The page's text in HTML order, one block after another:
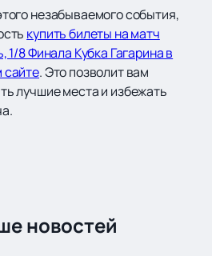
незабываемого события,
купить билеты на матч
8 Финала Кубка Гагарина в
сайте. Это позволит вам
лучшие места и избежать
новостей